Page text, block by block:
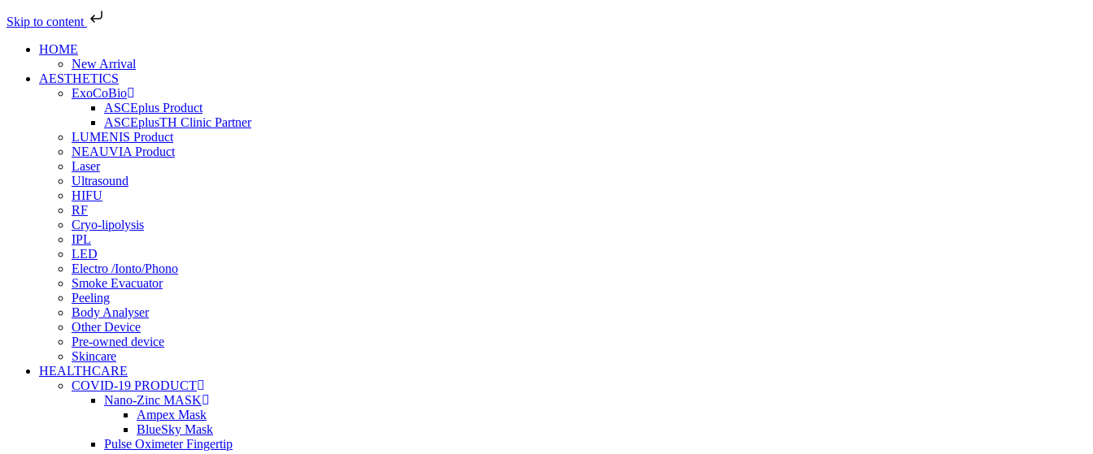
Skip to content
Skip
content
HOME
New Arrival
AESTHETICS
ExoCoBio
ASCEplus Product
ASCEplusTH Clinic Partner
LUMENIS Product
NEAUVIA Product
Laser
Ultrasound
HIFU
RF
Cryo-lipolysis
IPL
LED
Electro /Ionto/Phono
Smoke Evacuator
Peeling
Body Analyser
Other Device
Pre-owned device
Skincare
HEALTHCARE
COVID-19 PRODUCT
Nano-Zinc MASK
Ampex Mask
BlueSky Mask
Pulse Oximeter Fingertip